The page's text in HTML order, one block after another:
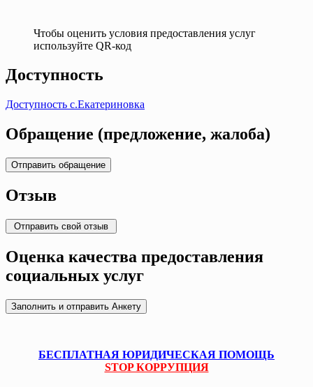
Чтобы оценить условия предоставления услуг
используйте QR-код
Доступность
Доступность с.Екатериновка
Обращение (предложение, жалоба)
Отзыв
Оценка качества предоставления
социальных услуг
БЕСПЛАТНАЯ ЮРИДИЧЕСКАЯ ПОМОЩЬ
STOP КОРРУПЦИЯ